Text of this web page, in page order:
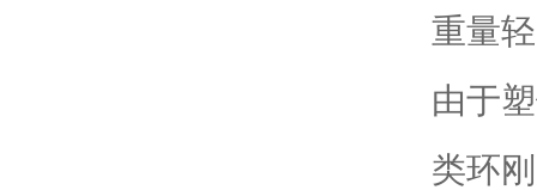
重量
由于
类环